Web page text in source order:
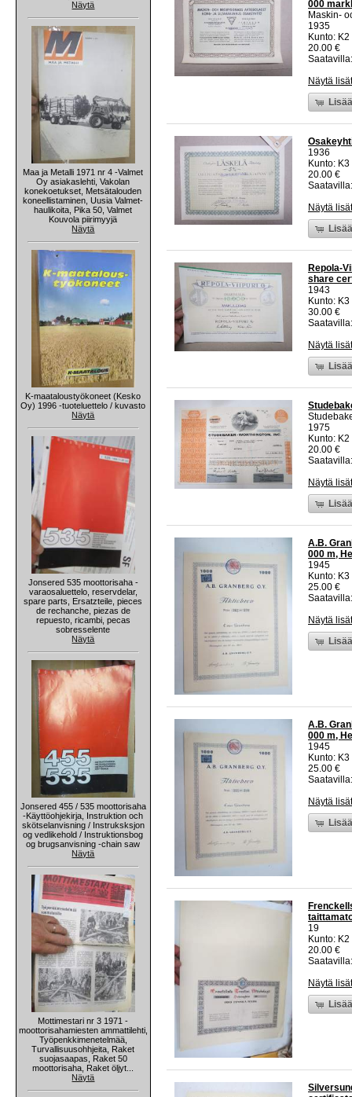
Näytä
Maa ja Metalli 1971 nr 4 -Valmet
Oy asiakaslehti, Vakolan
konekoetukset, Metsätalouden
koneellistaminen, Uusia Valmet-
haulikoita, Pika 50, Valmet
Kouvola piirimyyjä
Näytä
K-maataloustyökoneet (Kesko
Oy) 1996 -tuoteluettelo / kuvasto
Näytä
Jonsered 535 moottorisaha -
varaosaluettelo, reservdelar,
spare parts, Ersatzteile, pieces
de rechanche, piezas de
repuesto, ricambi, pecas
sobresselente
Näytä
Jonsered 455 / 535 moottorisaha
-Käyttöohjekirja, Instruktion och
skötselanvisning / Instruksksjon
og vedlikehold / Instruktionsbog
og brugsanvisning -chain saw
Näytä
Mottimestari nr 3 1971 -
moottorisahamiesten ammattilehti,
Työpenkkimenetelmää,
Turvallisuusohhjeita, Raket
suojasaapas, Raket 50
moottorisaha, Raket öljyt...
Näytä
000
Maskin-
1935
Kunto:
20.00 €
Näytä
1936
Kunto:
20.00 €
Näytä
Repola-
share
1943
Kunto:
30.00 €
Näytä
1975
Kunto:
20.00 €
Näytä
A.B.
000 m,
1945
Kunto:
25.00 €
Näytä
A.B.
000 m,
1945
Kunto:
25.00 €
Näytä
19
Kunto:
20.00 €
Näytä